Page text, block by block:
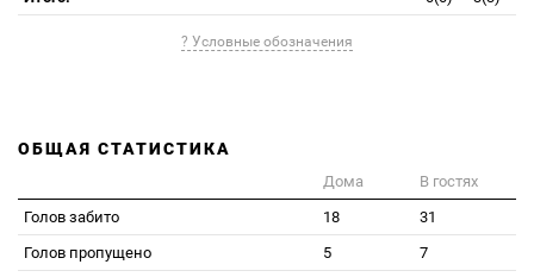
? Условные обозначения
ОБЩАЯ СТАТИСТИКА
Дома
В гостях
Голов забито
18
31
Голов пропущено
5
7